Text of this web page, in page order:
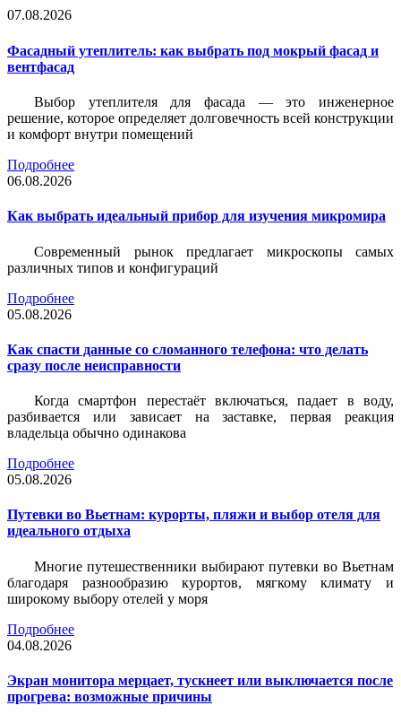
07.08.2026
Фасадный утеплитель: как выбрать под мокрый фасад и
вентфасад
Выбор утеплителя для фасада — это инженерное
решение, которое определяет долговечность всей конструкции
и комфорт внутри помещений
Подробнее
06.08.2026
Как выбрать идеальный прибор для изучения микромира
Современный рынок предлагает микроскопы самых
различных типов и конфигураций
Подробнее
05.08.2026
Как спасти данные со сломанного телефона: что делать
сразу после неисправности
Когда смартфон перестаёт включаться, падает в воду,
разбивается или зависает на заставке, первая реакция
владельца обычно одинакова
Подробнее
05.08.2026
Путевки во Вьетнам: курорты, пляжи и выбор отеля для
идеального отдыха
Многие путешественники выбирают путевки во Вьетнам
благодаря разнообразию курортов, мягкому климату и
широкому выбору отелей у моря
Подробнее
04.08.2026
Экран монитора мерцает, тускнеет или выключается после
прогрева: возможные причины